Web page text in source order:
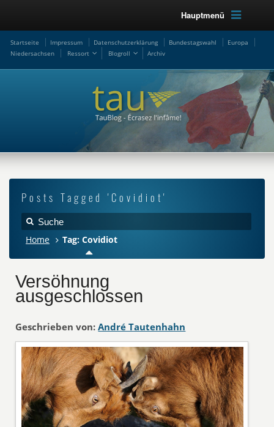
Hauptmenü
Startseite Impressum Datenschutzerklärung Bundestagswahl
Europa
Niedersachsen
Ressort Blogroll Archiv
Posts Tagged 'Covidiot'
Home Tag: Covidiot
Versöhnung
ausgeschlossen
Geschrieben von: André Tautenhahn